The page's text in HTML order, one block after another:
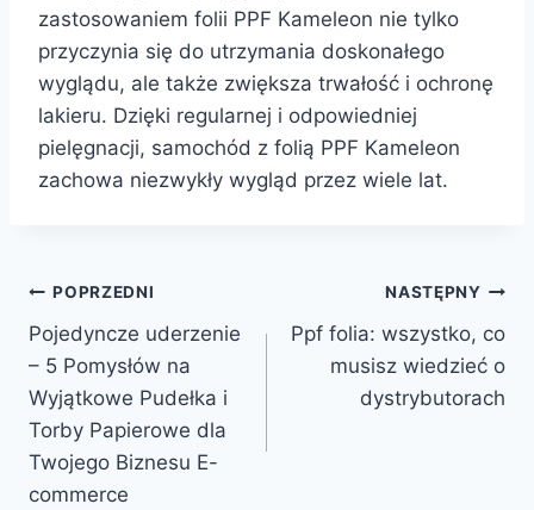
zastosowaniem folii PPF Kameleon nie tylko
przyczynia się do utrzymania doskonałego
wyglądu, ale także zwiększa trwałość i ochronę
lakieru. Dzięki regularnej i odpowiedniej
pielęgnacji, samochód z folią PPF Kameleon
zachowa niezwykły wygląd przez wiele lat.
Nawigacja
wpisu
POPRZEDNI
Pojedyncze uderzenie
– 5 Pomysłów na
Wyjątkowe Pudełka i
Torby Papierowe dla
Twojego Biznesu E-
commerce
NASTĘPNY
Ppf folia: wszystko, co
musisz wiedzieć o
dystrybutorach